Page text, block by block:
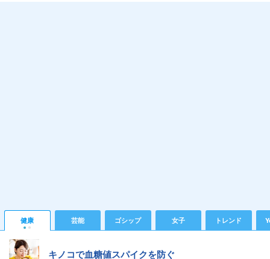
健康 芸能 ゴシップ 女子 トレンド
キノコで血糖値スパイクを防ぐ